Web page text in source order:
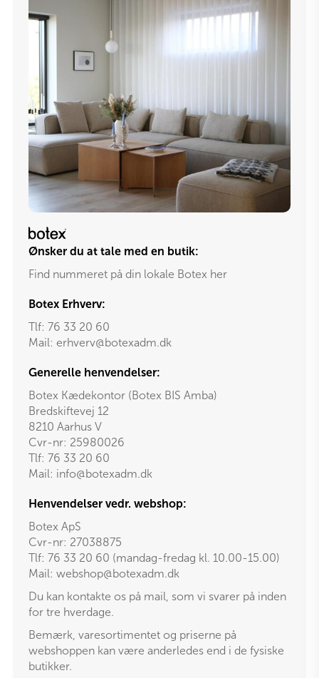
Ønsker du at tale med en butik:
Find nummeret på din lokale Botex her
Botex Erhverv:
Tlf: 76 33 20 60
Mail: erhverv@botexadm.dk
Generelle henvendelser:
Botex Kædekontor (Botex BIS Amba)
Bredskiftevej 12
8210 Aarhus V
Cvr-nr: 25980026
Tlf: 76 33 20 60
Mail: info@botexadm.dk
Henvendelser vedr. webshop:
Botex ApS
Cvr-nr: 27038875
Tlf: 76 33 20 60 (mandag-fredag kl. 10.00-15.00)
Mail: webshop@botexadm.dk
Du kan kontakte os på mail, som vi svarer på inden
for tre hverdage.
Bemærk, varesortimentet og priserne på
webshoppen kan være anderledes end i de fysiske
butikker.